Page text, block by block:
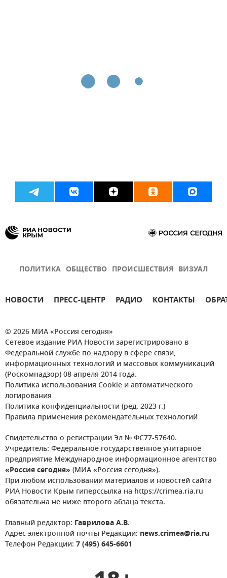
ПОЛИТИКА ОБЩЕСТВО ПРОИСШЕСТВИЯ ВИЗУАЛ
НОВОСТИ ПРЕСС-ЦЕНТР РАДИО КОНТАКТЫ
© 2026 МИА «Россия сегодня»
Сетевое издание РИА Новости зарегистрировано в
Федеральной службе по надзору в сфере связи,
информационных технологий и массовых коммуникаций
(Роскомнадзор) 08 апреля 2014 года.
Политика использования Cookie и автоматического
логирования
Политика конфиденциальности (ред. 2023 г.)
Правила применения рекомендательных технологий
Свидетельство о регистрации Эл № ФС77-57640.
Учредитель: Федеральное государственное унитарное
предприятие Международное информационное агентство
«Россия сегодня» (МИА «Россия сегодня»).
При любом использовании материалов и новостей сайта
РИА Новости Крым гиперссылка на https://crimea.ria.ru
обязательна не ниже второго абзаца текста.
Главный редактор: Гаврилова А.В.
Адрес электронной почты Редакции: news.crimea@ria.ru
Телефон Редакции: 7 (495) 645-6601